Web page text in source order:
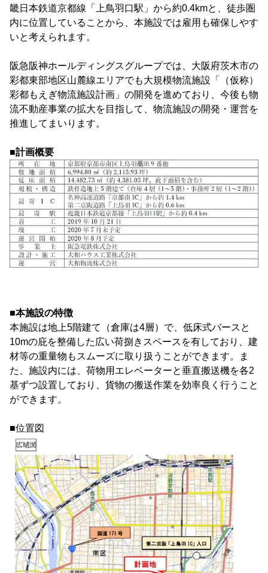
畿日本鉄道京都線「上鳥羽口駅」から約0.4kmと、徒歩圏
内に位置していることから、本施設では雇用も確保しやす
いと考えられます。
阪急阪神ホールディングスグループでは、大阪府茨木市の
彩都東部地区山麓線エリアでも大規模物流施設「（仮称）
彩都もえぎ物流施設計画」の開発を進めており、今後も物
流不動産事業の拡大を目指して、物流施設の開発・運営を
推進してまいります。
■計画概要
■本施設の特徴
本施設は地上5階建て（倉庫は4層）で、低床式バースと
10mの庇を整備した広い荷捌きスペースを有しており、建
材等の重量物もスムーズに取り扱うことができます。ま
た、施設内には、荷物用エレベーターと垂直搬送機を各2
基ずつ設置しており、貨物の搬送作業を効率良く行うこと
ができます。
■位置図